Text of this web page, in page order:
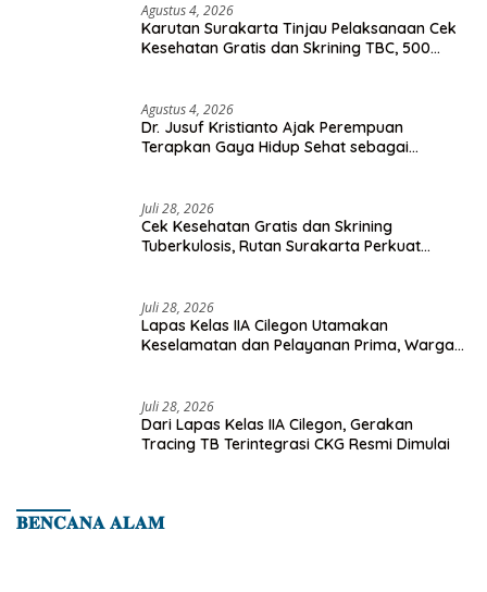
Agustus 4, 2026
Karutan Surakarta Tinjau Pelaksanaan Cek
Kesehatan Gratis dan Skrining TBC, 500
Agustus 4, 2026
Dr. Jusuf Kristianto Ajak Perempuan
Terapkan Gaya Hidup Sehat sebagai
Juli 28, 2026
Cek Kesehatan Gratis dan Skrining
Tuberkulosis, Rutan Surakarta Perkuat
Juli 28, 2026
Lapas Kelas IIA Cilegon Utamakan
Keselamatan dan Pelayanan Prima, Warga
Juli 28, 2026
Dari Lapas Kelas IIA Cilegon, Gerakan
Tracing TB Terintegrasi CKG Resmi Dimulai
𝐁𝐄𝐍𝐂𝐀𝐍𝐀 𝐀𝐋𝐀𝐌